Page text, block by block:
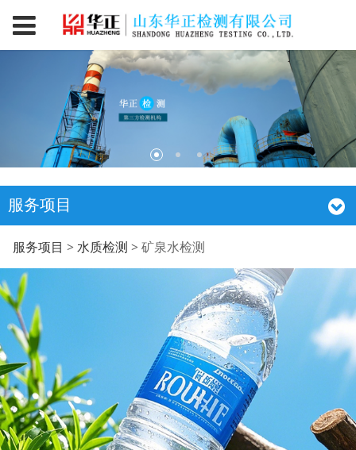
服务项目
矿泉水检测
服务项目 > 水质检测 > 矿泉水检测